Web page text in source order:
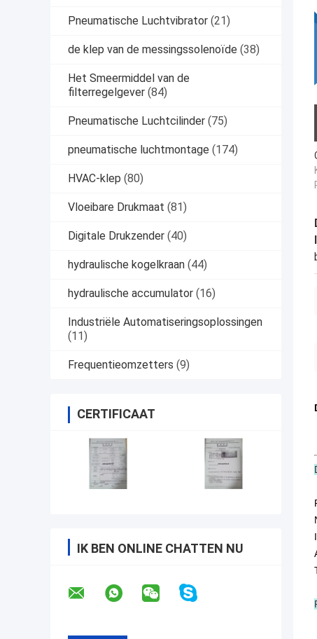
Pneumatische Luchtvibrator (21)
de klep van de messingssolenoïde (38)
Het Smeermiddel van de
filterregelgever (84)
Pneumatische Luchtcilinder (75)
pneumatische luchtmontage (174)
HVAC-klep (80)
Vloeibare Drukmaat (81)
Digitale Drukzender (40)
hydraulische kogelkraan (44)
hydraulische accumulator (16)
Industriële Automatiseringsoplossingen
(11)
Frequentieomzetters (9)
CERTIFICAAT
IK BEN ONLINE CHATTEN NU